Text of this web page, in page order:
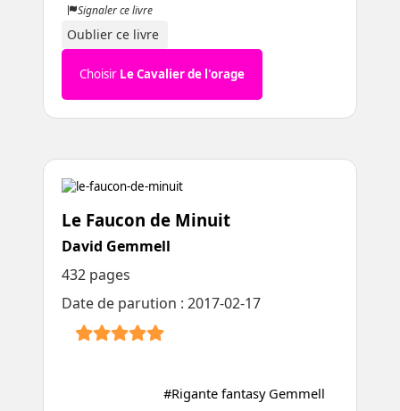
Signaler ce livre
Oublier ce livre
Choisir Le Cavalier de l'orage
Le Faucon de Minuit
David Gemmell
432 pages
Date de parution : 2017-02-17
#Rigante fantasy Gemmell